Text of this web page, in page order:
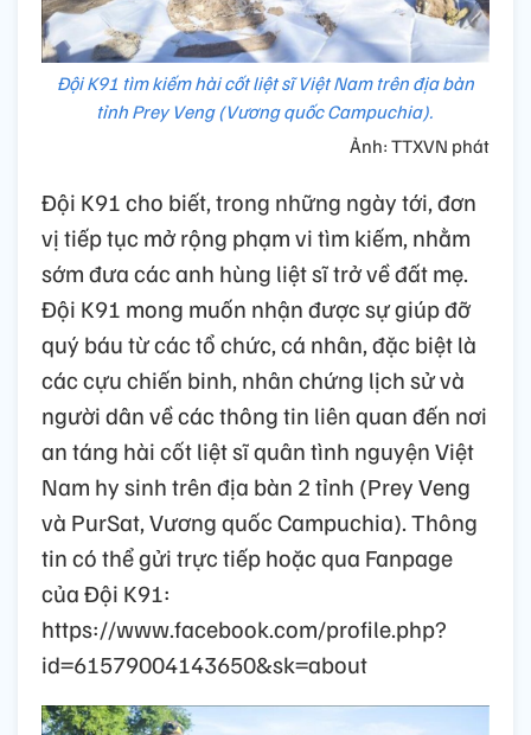
Đội K91 tìm kiếm hài cốt liệt sĩ Việt Nam trên địa bàn
tỉnh Prey Veng (Vương quốc Campuchia).
Ảnh: TTXVN phát
Đội K91 cho biết, trong những ngày tới, đơn
vị tiếp tục mở rộng phạm vi tìm kiếm, nhằm
sớm đưa các anh hùng liệt sĩ trở về đất mẹ.
Đội K91 mong muốn nhận được sự giúp đỡ
quý báu từ các tổ chức, cá nhân, đặc biệt là
các cựu chiến binh, nhân chứng lịch sử và
người dân về các thông tin liên quan đến nơi
an táng hài cốt liệt sĩ quân tình nguyện Việt
Nam hy sinh trên địa bàn 2 tỉnh (Prey Veng
và PurSat, Vương quốc Campuchia). Thông
tin có thể gửi trực tiếp hoặc qua Fanpage
của Đội K91:
https://www.facebook.com/profile.php?
id=61579004143650&sk=about